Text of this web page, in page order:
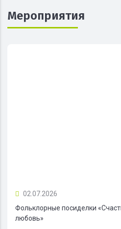
Мероприятия
02.07.2026
Фольклорные посиделки
любовь»